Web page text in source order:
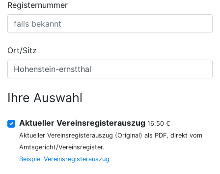
Registernummer
Ort/Sitz
Ihre Auswahl
Aktueller Vereinsregisterauszug 16,50 €
Aktueller Vereinsregisterauszug (Original) als PDF, direkt vom
Amtsgericht/Vereinsregister.
Beispiel Vereinsregisterauszug